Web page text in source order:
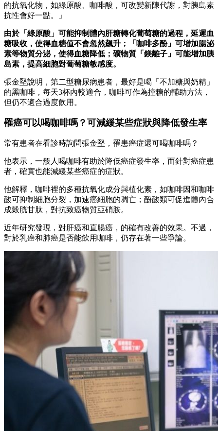
的抗氧化物，如綠原酸、咖啡酸，可改變新陳代謝，對胰島素
抗性會好一點。」
由於「綠原酸」可能抑制體內肝糖轉化葡萄糖的過程，延遲血
糖吸收，使得血糖值不會忽然飆升；「咖啡多酚」可增加腸泌
素等物質分泌，使得血糖降低；礦物質「鎂離子」可能增加胰
島素，提高細胞對葡萄糖敏感度。
張金堅說明，第二型糖尿病患者，最好是喝「不加糖與奶精」
的黑咖啡，每天3杯內較適合，咖啡可作為控糖的輔助方法，
但仍不適合過度飲用。
罹癌可以喝咖啡嗎？可減緩某些症狀與降低發生率
常有患者在看診時詢問張金堅，罹患癌症還可喝咖啡嗎？
他表示，一般人喝咖啡有助於降低癌症發生率，而針對癌症患
者，確實也能減緩某些癌症的症狀。
他解釋，咖啡裡的多種抗氧化成分與植化素，如咖啡因和咖啡
酸可抑制細胞分裂，加速癌細胞的凋亡；酚酸類可促進體內合
成穀胱甘肽，對抗致癌物質亞硝胺。
近年研究發現，對肝癌和直腸癌，的確有改善的效果。不過，
對於乳癌和肺癌是否能飲用咖啡，仍存在著一些爭論。